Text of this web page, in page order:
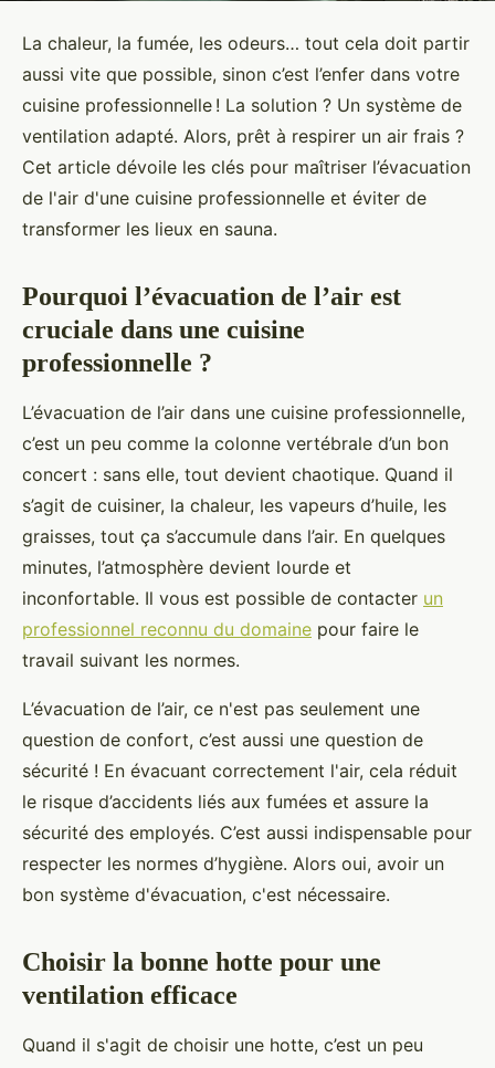
La chaleur, la fumée, les odeurs… tout cela doit partir
aussi vite que possible, sinon c’est l’enfer dans votre
cuisine professionnelle ! La solution ? Un système de
ventilation adapté. Alors, prêt à respirer un air frais ?
Cet article dévoile les clés pour maîtriser l’évacuation
de l'air d'une cuisine professionnelle et éviter de
transformer les lieux en sauna.
Pourquoi l’évacuation de l’air est
cruciale dans une cuisine
professionnelle ?
L’évacuation de l’air dans une cuisine professionnelle,
c’est un peu comme la colonne vertébrale d’un bon
concert : sans elle, tout devient chaotique. Quand il
s’agit de cuisiner, la chaleur, les vapeurs d’huile, les
graisses, tout ça s’accumule dans l’air. En quelques
minutes, l’atmosphère devient lourde et
inconfortable. Il vous est possible de contacter un
professionnel reconnu du domaine pour faire le
travail suivant les normes.
L’évacuation de l’air, ce n'est pas seulement une
question de confort, c’est aussi une question de
sécurité ! En évacuant correctement l'air, cela réduit
le risque d’accidents liés aux fumées et assure la
sécurité des employés. C’est aussi indispensable pour
respecter les normes d’hygiène. Alors oui, avoir un
bon système d'évacuation, c'est nécessaire.
Choisir la bonne hotte pour une
ventilation efficace
Quand il s'agit de choisir une hotte, c’est un peu